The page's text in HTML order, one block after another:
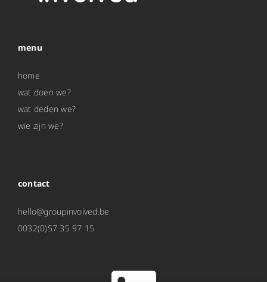
menu
home
wat doen we?
wat deden we?
wie zijn we?
contact
hello@groupinvolved.be
0032(0)57 35 97 15